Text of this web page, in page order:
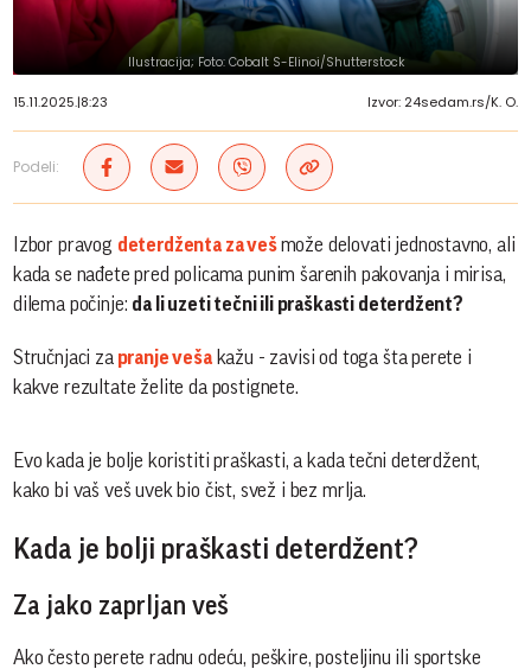
Ilustracija; Foto: Cobalt S-Elinoi/Shutterstock
15.11.2025.|8:23 Izvor: 24sedam.rs/K. O.
Podeli:
Izbor pravog deterdženta za vešmože delovati jednostavno, ali
kada se nađete pred policama punim šarenih pakovanja i mirisa,
dilema počinje: da li uzeti tečni ili praškasti deterdžent?
Stručnjaci zapranje vešakažu - zavisi od toga šta perete i
kakve rezultate želite da postignete.
Evo kada je bolje koristiti praškasti, a kada tečni deterdžent,
kako bi vaš veš uvek bio čist, svež i bez mrlja.
Kada je bolji praškasti deterdžent?
Za jako zaprljan veš
Ako često perete radnu odeću, peškire, posteljinu ili sportske